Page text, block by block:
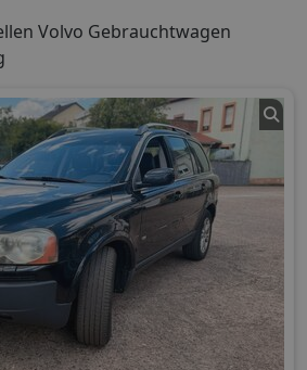
Volvo Gebrauchtwagen